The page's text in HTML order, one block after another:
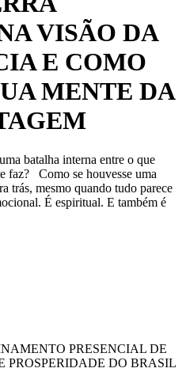
VISÃO DA
E COMO
MENTE DA
batalha interna entre o que
faz? Como se houvesse uma
trás, mesmo quando tudo parece
É espiritual. E também é
PRESENCIAL DE
PROSPERIDADE DO BRASIL